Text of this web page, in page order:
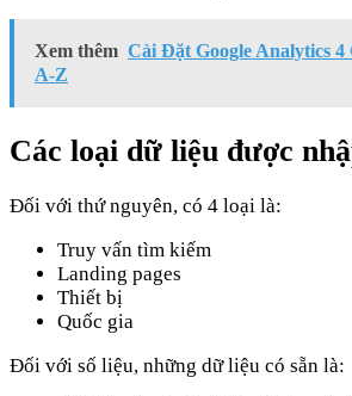
Xem thêm Cài Đặt Google Analytics
A-Z
Các loại dữ liệu được
Đối với thứ nguyên, có 4 loại là:
Truy vấn tìm kiếm
Landing pages
Thiết bị
Quốc gia
Đối với số liệu, những dữ liệu có sẵn là: